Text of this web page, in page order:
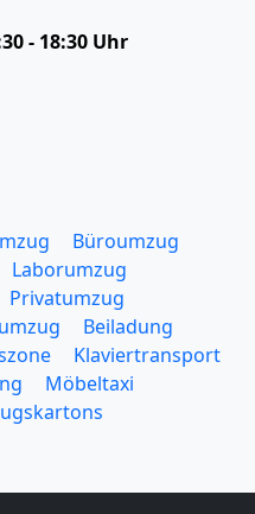
- 18:30 Uhr
Büroumzug
Laborumzug
Privatumzug
Beiladung
Klaviertransport
Möbeltaxi